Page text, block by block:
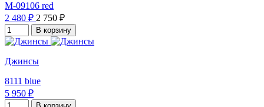
M-09106 red
2 480 ₽ 2 750 ₽
В корзину
Джинсы
8111 blue
5 950 ₽